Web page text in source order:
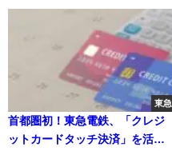
東急
首都圏初！東急電鉄、「クレジ
ットカードタッチ決済」を活用